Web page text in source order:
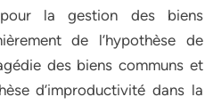
la gestion des biens
de l’hypothèse de
des biens communs et
d’improductivité dans la